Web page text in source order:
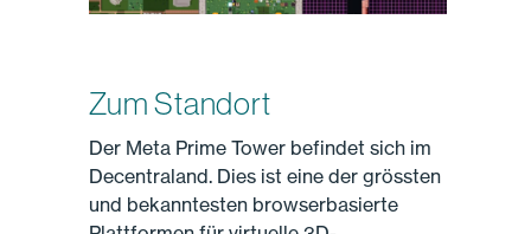
Zum Standort
Der Meta Prime Tower befindet sich im
Decentraland. Dies ist eine der grössten
und bekanntesten browserbasierte